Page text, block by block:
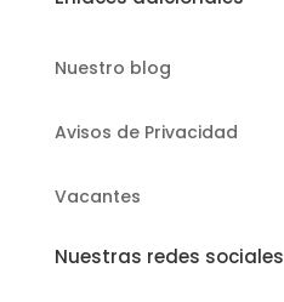
Nuestro blog
Avisos de Privacidad
Vacantes
Nuestras redes sociales